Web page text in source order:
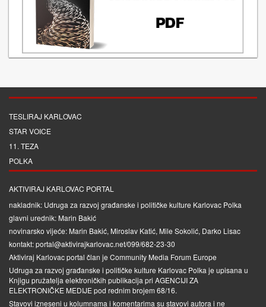
TESLIRAJ KARLOVAC
STAR VOICE
11. TEZA
POLKA
AKTIVIRAJ KARLOVAC PORTAL
nakladnik: Udruga za razvoj građanske i političke kulture Karlovac Polka
glavni urednik: Marin Bakić
novinarsko vijeće: Marin Bakić, Miroslav Katić, Mile Sokolić, Darko Lisac
kontakt: portal@aktivirajkarlovac.net/099/682-23-30
Aktiviraj Karlovac portal član je Community Media Forum Europe
Udruga za razvoj građanske i političke kulture Karlovac Polka je upisana u
Knjigu pružatelja elektroničkih publikacija pri AGENCIJI ZA
ELEKTRONIČKE MEDIJEpod rednim brojem 68/16.
Stavovi izneseni u kolumnama i komentarima su stavovi autora i ne